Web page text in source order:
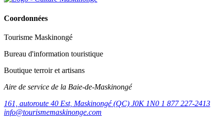
Coordonnées
Tourisme Maskinongé
Bureau d'information touristique
Boutique terroir et artisans
Aire de service de la Baie-de-Maskinongé
161, autoroute 40 Est, Maskinongé (QC) J0K 1N0 1 877 227-2413
info@tourismemaskinonge.com